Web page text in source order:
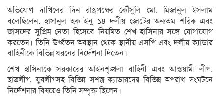
অভিযোগ দাখিলের দিন রাষ্ট্রপক্ষের কৌঁসুলি মো. মিজানুল ইসলাম
বলেছিলেন, হাসানুল হক ইনু ১৪ দলীয় জোটের অন্যতম শরিক এবং
জাসদের সুপ্রিম নেতা হিসেবে নিয়মিত শেখ হাসিনার সঙ্গে যোগাযোগ
করতেন। তিনি ঊর্ধ্বতন অবস্থান থেকে স্থানীয় এসপি এবং দলীয় ক্যাডার
বাহিনীকে বিভিন্ন ধরনের নির্দেশনা দিতেন।
শেখ হাসিনাকে সরকারের আইনশৃঙ্খলা বাহিনী এবং আওয়ামী লীগ,
ছাত্রলীগ, যুবলীগসহ বিভিন্ন সশস্ত্র ক্যাডারদের বিভিন্ন অপরাধ সংঘটনে
নির্দেশনার বিষয়েও তিনি সম্পৃক্ত ছিলেন।